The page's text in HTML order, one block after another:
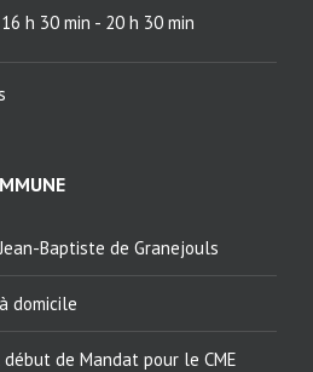
h 30 min - 20 h 30 min
Baptiste de Granejouls
domicile
de Mandat pour le CME